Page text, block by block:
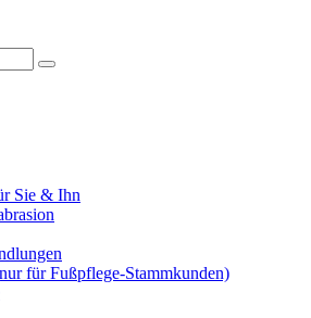
– Ayurveda – 72213 Altensteig bei
Sie & Ihn
für Fußpflege-Stammkunden)